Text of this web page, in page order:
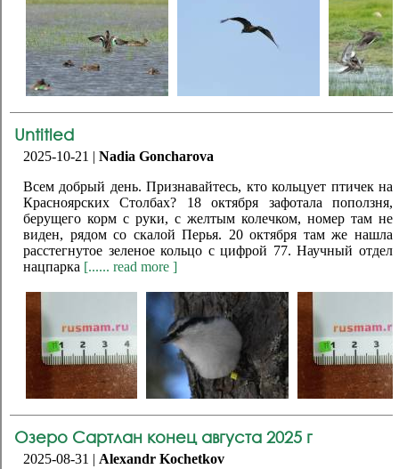
Untitled
2025-10-21 | Nadia Goncharova
Всем добрый день. Признавайтесь, кто кольцует птичек на
Красноярских Столбах? 18 октября зафотала поползня,
берущего корм с руки, с желтым колечком, номер там не
виден, рядом со скалой Перья. 20 октября там же нашла
расстегнутое зеленое кольцо с цифрой 77. Научный отдел
нацпарка [...... read more ]
Озеро Сартлан конец августа 2025 г
2025-08-31 | Alexandr Kochetkov